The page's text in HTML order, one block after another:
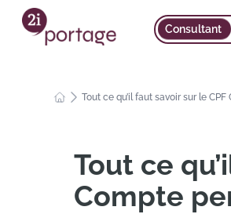
Consultant
Tout ce qu’il faut savoir sur le
Tout ce
Compte